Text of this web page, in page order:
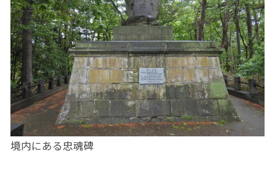
境内にある忠魂碑